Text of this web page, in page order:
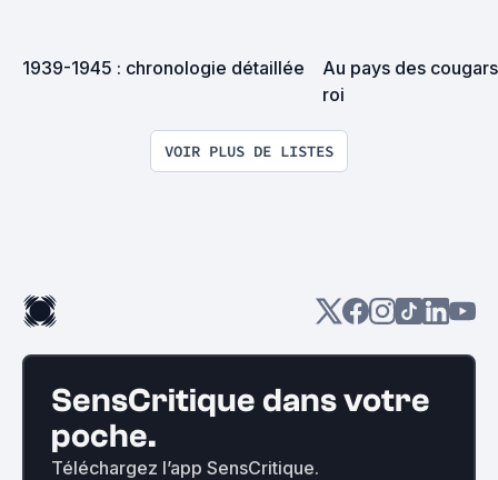
1939-1945 : chronologie détaillée
Au pays des
roi
VOIR PLUS DE LISTES
SensCritique dans votre
poche.
Téléchargez l’app SensCritique.